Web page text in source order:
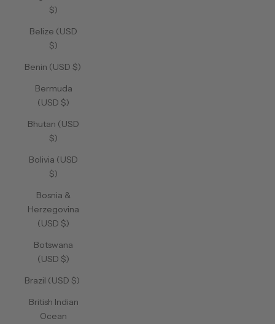
$)
Belize (USD
$)
Benin (USD $)
Bermuda
(USD $)
Bhutan (USD
$)
Bolivia (USD
$)
Bosnia &
Herzegovina
(USD $)
Botswana
(USD $)
Brazil (USD $)
British Indian
Ocean